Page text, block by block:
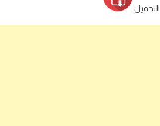
التحميل